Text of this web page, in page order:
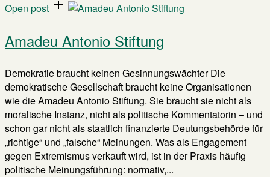
Open post
Amadeu Antonio Stiftung
Demokratie braucht keinen Gesinnungswächter Die
demokratische Gesellschaft braucht keine Organisationen
wie die Amadeu Antonio Stiftung. Sie braucht sie nicht als
moralische Instanz, nicht als politische Kommentatorin – und
schon gar nicht als staatlich finanzierte Deutungsbehörde für
„richtige“ und „falsche“ Meinungen. Was als Engagement
gegen Extremismus verkauft wird, ist in der Praxis häufig
politische Meinungsführung: normativ,...